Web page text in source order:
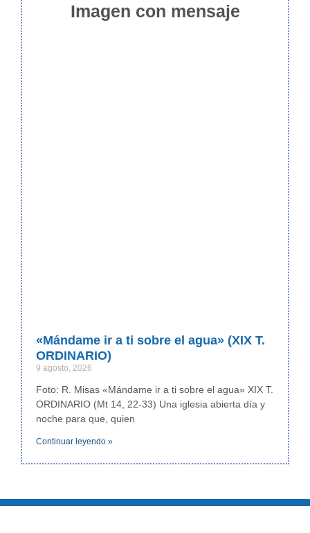
Imagen con mensaje
«Mándame ir a ti sobre el agua» (XIX T.
ORDINARIO)
9 agosto, 2026
Foto: R. Misas «Mándame ir a ti sobre el agua» XIX T.
ORDINARIO (Mt 14, 22-33) Una iglesia abierta día y
noche para que, quien
Continuar leyendo »